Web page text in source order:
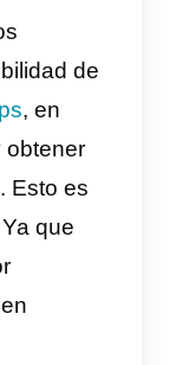
es necesario
My
My
y
lo que en el
tendremos